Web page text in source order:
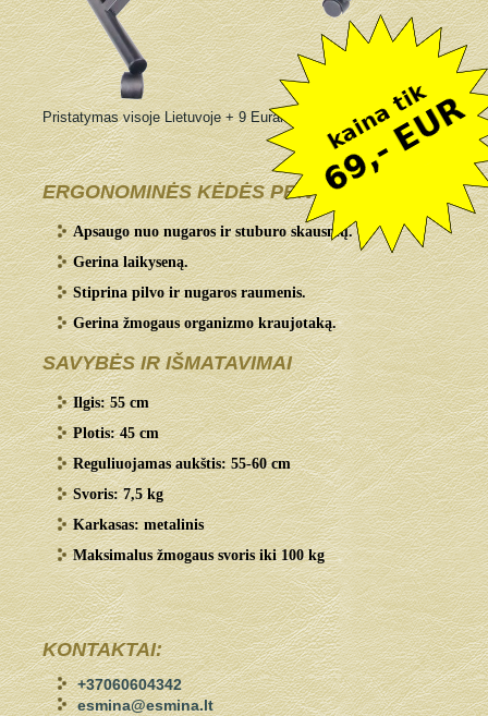
Pristatymas visoje Lietuvoje + 9 Eurai
ERGONOMINĖS KĖDĖS PRIVALUMAI:
Apsaugo nuo nugaros ir stuburo skausmų.
Gerina laikyseną.
Stiprina pilvo ir nugaros raumenis.
Gerina žmogaus organizmo kraujotaką.
SAVYBĖS IR IŠMATAVIMAI
Ilgis: 55 cm
Plotis: 45 cm
Reguliuojamas aukštis: 55-60 cm
Svoris: 7,5 kg
Karkasas: metalinis
Maksimalus žmogaus svoris iki 100 kg
KONTAKTAI:
+37060604342
esmina@esmina.lt